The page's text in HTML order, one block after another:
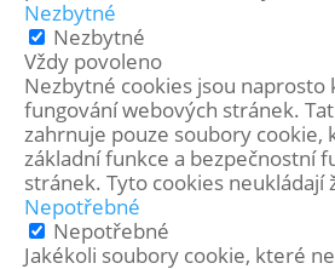
Nezbytné
Nezbytné
Vždy povoleno
Nezbytné cookies jsou naprosto
fungování webových stránek.
zahrnuje pouze soubory cookie,
základní funkce a bezpečnostní
stránek. Tyto cookies neukládají
Nepotřebné
Nepotřebné
Jakékoli soubory cookie, které